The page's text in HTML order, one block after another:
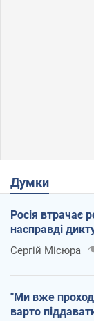
Думки
Росія втрачає
насправді
Сергій Місюра
"Ми вже
варто